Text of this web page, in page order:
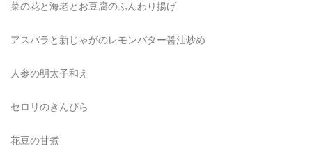
菜の花と海老とお豆腐のふんわり揚げ
アスパラと新じゃがのレモンバター醤油炒め
人参の明太子和え
セロリのきんぴら
花豆の甘煮